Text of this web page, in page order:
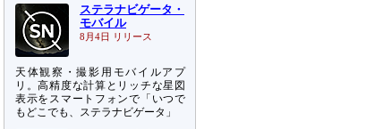
ステラナビゲータ・
モバイル
8月4日 リリース
天体観察・撮影用モバイルアプ
リ。高精度な計算とリッチな星図
表示をスマートフォンで「いつで
もどこでも、ステラナビゲータ」